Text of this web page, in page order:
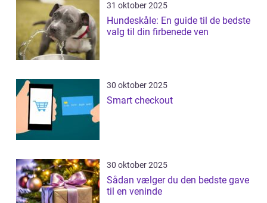
31 oktober 2025
Hundeskåle: En guide til de bedste
valg til din firbenede ven
30 oktober 2025
Smart checkout
30 oktober 2025
Sådan vælger du den bedste gave
til en veninde